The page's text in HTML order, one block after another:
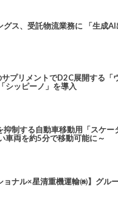
ス、受託物流業務に 「生成AI
プリメントでD2C展開する「
シッピーノ」を導入
抑制する自動車移動用「スケー
車両を約5分で移動可能に～
ョナル×星清重機運輸㈱】グル